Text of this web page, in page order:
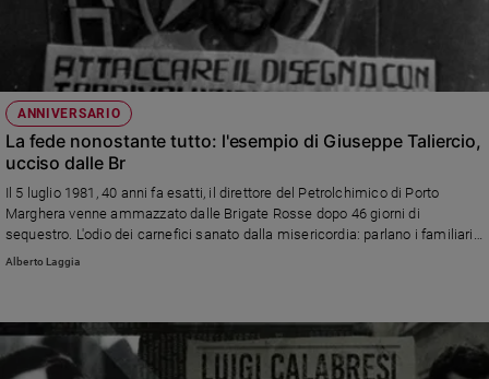
Migranti
inclusione
Costume
Cultura
spettacoli
Sanremo
2026
streaming
ANNIVERSARIO
La fede nonostante tutto: l'esempio di Giuseppe Taliercio,
ucciso dalle Br
Il 5 luglio 1981, 40 anni fa esatti, il direttore del Petrolchimico di Porto
Marghera venne ammazzato dalle Brigate Rosse dopo 46 giorni di
sequestro. L'odio dei carnefici sanato dalla misericordia: parlano i familiari
delle vittime che hanno perdonato gli assassini dei loro cari.
Alberto Laggia